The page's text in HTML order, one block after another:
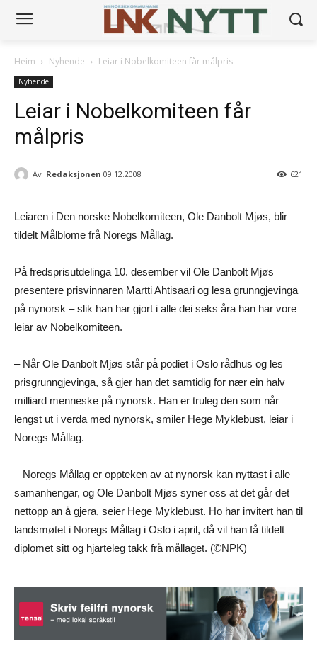
Heim Nyhende Leiar i Nobelkomiteen får målpris
Nyhende
Leiar i Nobelkomiteen får
målpris
Av Redaksjonen 09.12.2008 621
Leiaren i Den norske Nobelkomiteen, Ole Danbolt Mjøs, blir
tildelt Målblome frå Noregs Mållag.
På fredsprisutdelinga 10. desember vil Ole Danbolt Mjøs
presentere prisvinnaren Martti Ahtisaari og lesa grunngjevinga
på nynorsk – slik han har gjort i alle dei seks åra han har vore
leiar av Nobelkomiteen.
– Når Ole Danbolt Mjøs står på podiet i Oslo rådhus og les
prisgrunngjevinga, så gjer han det samtidig for nær ein halv
milliard menneske på nynorsk. Han er truleg den som når
lengst ut i verda med nynorsk, smiler Hege Myklebust, leiar i
Noregs Mållag.
– Noregs Mållag er oppteken av at nynorsk kan nyttast i alle
samanhengar, og Ole Danbolt Mjøs syner oss at det går det
nettopp an å gjera, seier Hege Myklebust. Ho har invitert han til
landsmøtet i Noregs Mållag i Oslo i april, då vil han få tildelt
diplomet sitt og hjarteleg takk frå mållaget. (©NPK)